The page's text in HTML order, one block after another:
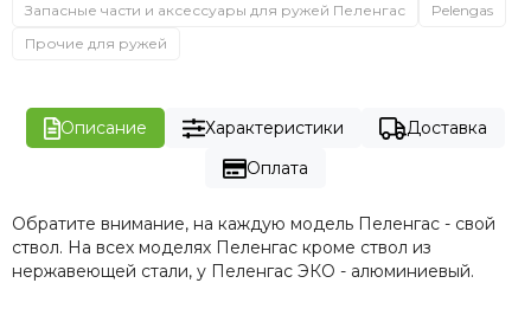
Запасные части и аксессуары для ружей Пеленгас
Pelengas
Прочие для ружей
Описание Характеристики
Доставка
Оплата
Обратите внимание, на каждую модель Пеленгас - свой
ствол. На всех моделях Пеленгас кроме ствол из
нержавеющей стали, у Пеленгас ЭКО - алюминиевый.